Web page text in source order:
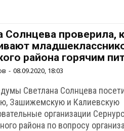
Солнцева проверила,
района горячим
- 08.09.2020, 18:03
Светлана Солнцева
Зашижемскую и Калиевскую
организации
района по вопросу